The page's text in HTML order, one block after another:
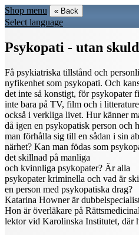
Shop menu « Back
Select language
Psykopati - utan
Få psykiatriska tillstånd och
nyfikenhet som psykopati. Och
det inte så konstigt, för psykopater
inte bara på TV, film och i
också i verkliga livet. Hur känner
då igen en psykopatisk person och
man förhålla sig till en sådan i sin
närhet? Kan man födas som
det skillnad på manliga
och kvinnliga psykopater? Är alla
psykopater kriminella och vad är
en person med psykopatiska drag?
Katarina Howner är
Hon är överläkare på
lektor vid Karolinska Institutet, där